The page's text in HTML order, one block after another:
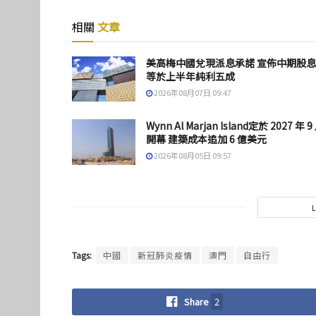
相關 文章
美高梅中國兌現派息承諾 宣佈中期股
等於上半年純利五成
2026年08月07日 09:47
Wynn Al Marjan Island定於 2027 年 9
開幕 建築成本追加 6 億美元
2026年08月05日 09:57
Tags: 中國 新冠肺炎疫情 澳門 自由行
Share 2